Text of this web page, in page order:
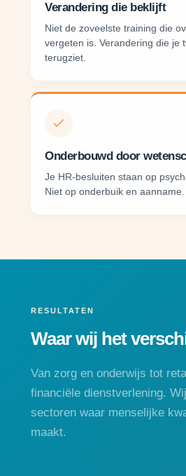
Verandering die beklijft
Niet de zoveelste training die
vergeten is. Verandering die je
terugziet.
Onderbouwd door
Je HR-besluiten staan op
Niet op onderbuik en aanname.
RESULTATEN
Waar wij het
Van zorg en onderwijs tot
financiële dienstverlening.
sectoren waar menselijke
maakt.